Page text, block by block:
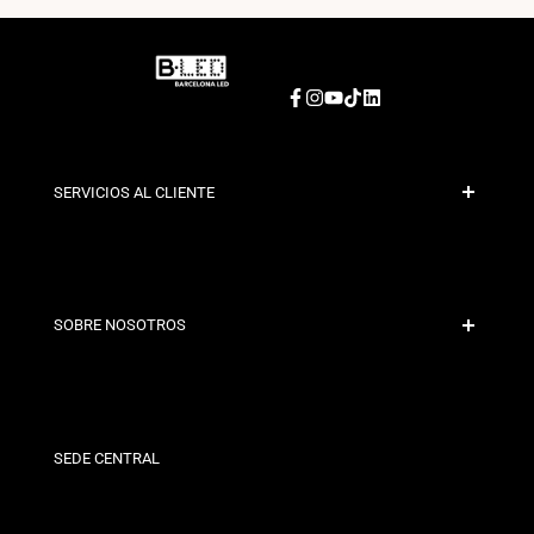
Facebook
Instagram
YouTube
TikTokLinkedIn
SERVICIOS AL CLIENTE
Contacto
SOBRE NOSOTROS
Nuestras Tiendas
SEDE CENTRAL